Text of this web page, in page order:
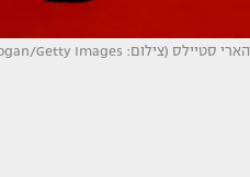
הארי סטיילס (צילום: Dave J Hogan/Getty Images)